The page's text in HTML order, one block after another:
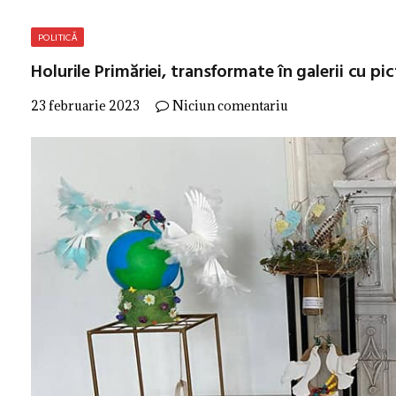
POLITICĂ
Holurile Primăriei, transformate în galerii cu
23 februarie 2023 Niciun comentariu